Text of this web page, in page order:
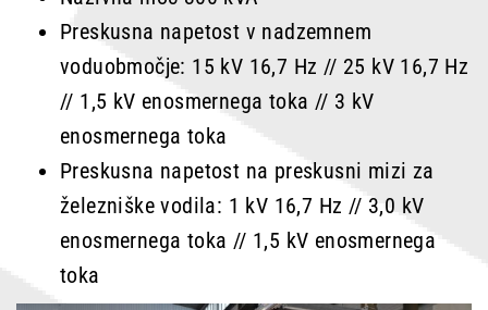
Preskusna napetost v nadzemnem
voduobmočje: 15 kV 16,7 Hz // 25 kV 16,7 Hz
// 1,5 kV enosmernega toka // 3 kV
enosmernega toka
Preskusna napetost na preskusni mizi za
železniške vodila: 1 kV 16,7 Hz // 3,0 kV
enosmernega toka // 1,5 kV enosmernega
toka